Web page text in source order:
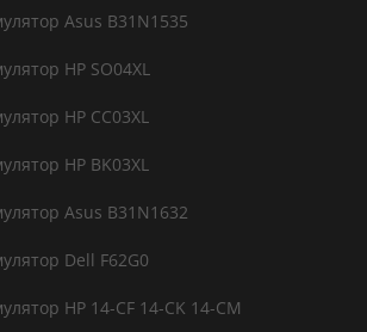
Asus B31N1535
HP SO04XL
HP CC03XL
HP BK03XL
Asus B31N1632
Dell F62G0
HP 14-CF 14-CK 14-CM